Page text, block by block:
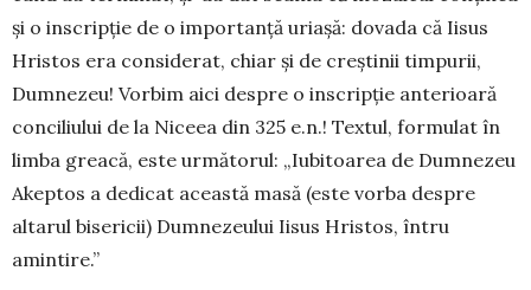
şi o inscripţie de o im­portanţă uriaşă: dovada că Iisus
Hristos era con­siderat, chiar şi de creştinii timpurii,
Dumnezeu! Vorbim aici despre o inscripţie anterioară
conciliului de la Niceea din 325 e.n.! Textul, formulat în
limba greacă, este următorul: „Iubitoarea de Dumnezeu
Akeptos a dedicat această masă (este vorba despre
altarul bisericii) Dumnezeului Iisus Hristos, întru
amintire.”